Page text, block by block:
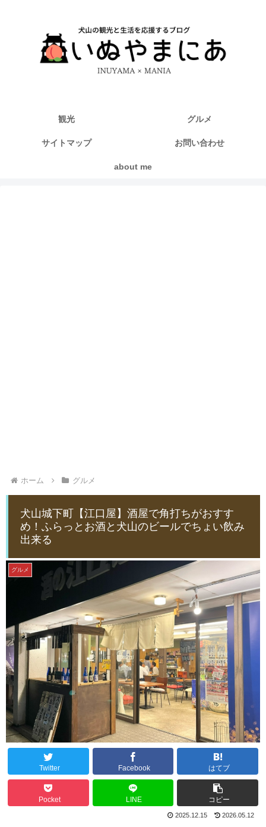
観光 グルメ
サイトマップ お問い合わせ
about me
ホーム グルメ
犬山城下町【江口屋】酒屋で角打ちがおすす
め！ふらっとお酒と犬山のビールでちょい飲み
出来る
グルメ
Twitter Facebook はてブ
Pocket LINE コピー
2025.12.15 2026.05.12